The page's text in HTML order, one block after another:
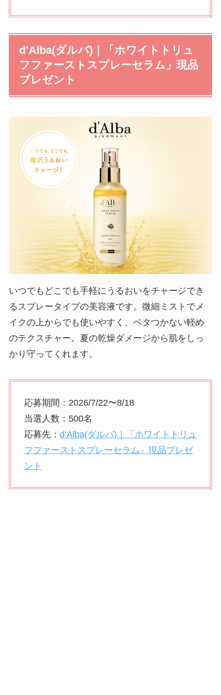
d’Alba(ダルバ)｜「ホワイトトリュ
フファーストスプレーセラム」現品
プレゼント
いつでもどこでも手軽にうるおいをチャージでき
るスプレータイプの美容液です。微細ミストでメ
イクの上からでも使いやすく、ベタつかない軽め
のテクスチャー。夏の乾燥ダメージから肌をしっ
かり守ってくれます。
応募期間：2026/7/22〜8/18
当選人数：500名
応募先： d’Alba(ダルバ)｜「ホワイトトリュ
フファーストスプレーセラム」現品プレゼ
ント